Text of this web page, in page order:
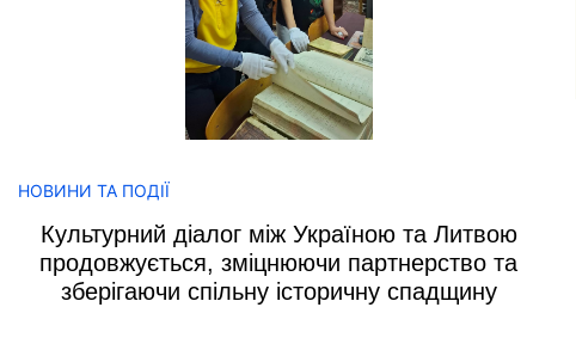
НОВИНИ ТА ПОДІЇ
Культурний діалог між Україною та Литвою
продовжується, зміцнюючи партнерство та
зберігаючи спільну історичну спадщину